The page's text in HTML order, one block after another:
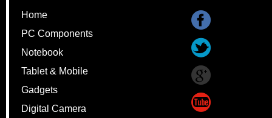
Home
PC Components
Notebook
Tablet & Mobile
Gadgets
Digital Camera